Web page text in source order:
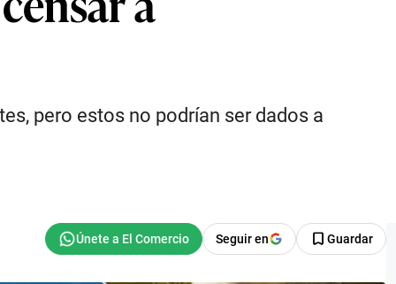
pero estos no podrían ser dados a
Seguir en Guardar